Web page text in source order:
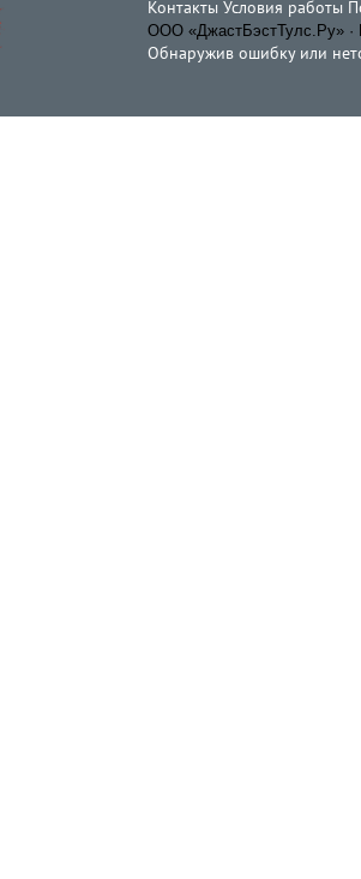
Контакты Условия работы
ООО «ДжастБэстТулс.Ру» ·
Обнаружив ошибку или